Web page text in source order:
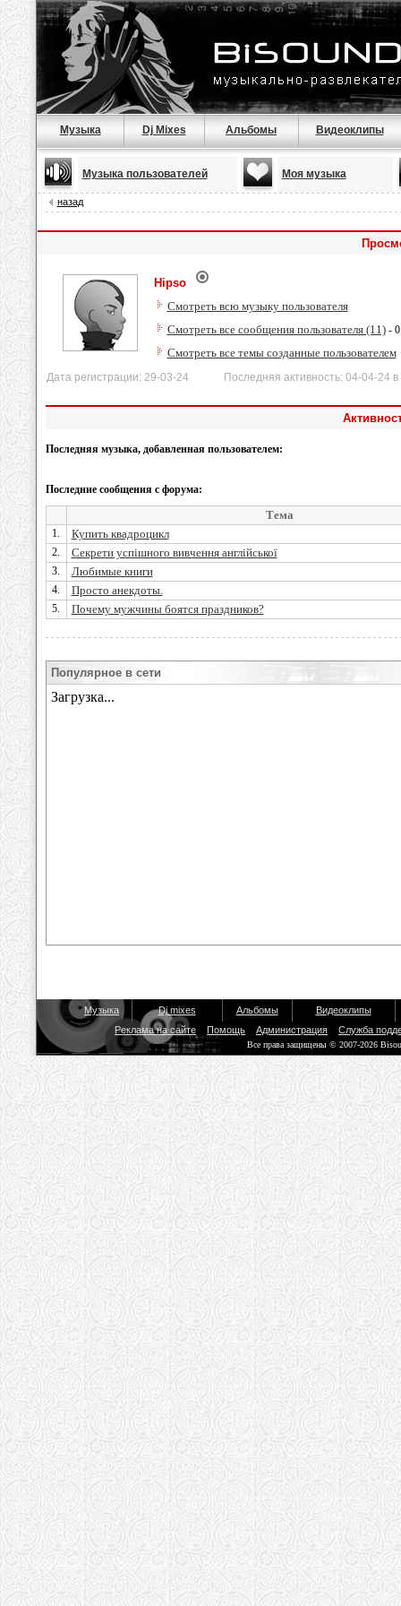
Музыка Dj Mixes Альбомы Видеоклипы
Музыка пользователей Моя музыка
назад
Hipso
Смотреть всю музыку пользователя
Смотреть все сообщения пользователя (11)-
Смотреть все темы созданные пользователем
Дата регистрации: 29-03-24 Последняя активность: 04-04-24 в
Последняя музыка, добавленная пользователем:
Последние сообщения с форума:
Тема
1. Купить квадроцикл
2. Секрети успішного вивчення англійської
3. Любимые книги
4. Просто анекдоты.
5. Почему мужчины боятся праздников?
Популярное в сети
Музыка Dj mixes Альбомы
Видеоклипы
Реклама на сайте
Помощь Администрация Служба
Все права защищены © 2007-2026